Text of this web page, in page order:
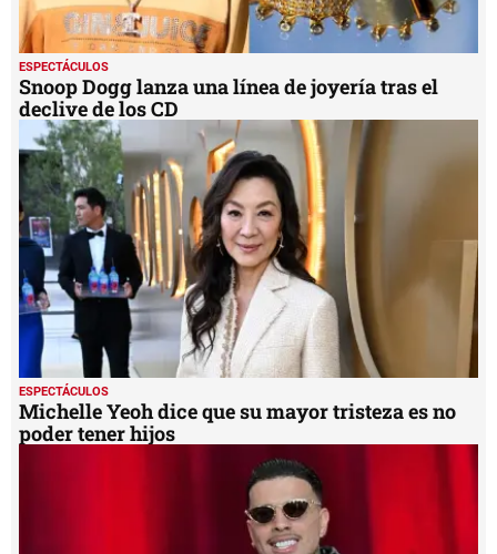
ESPECTÁCULOS
Snoop Dogg lanza una línea de joyería tras el
declive de los CD
ESPECTÁCULOS
Michelle Yeoh dice que su mayor tristeza es no
poder tener hijos